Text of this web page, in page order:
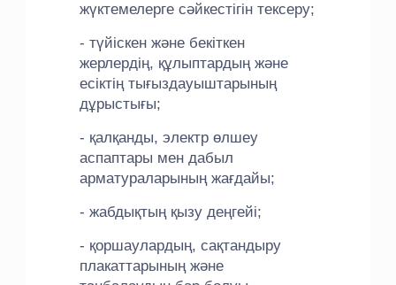
жүктемелерге сәйкестігін тексеру;
- түйіскен және бекіткен
жерлердің, құлыптардың және
есіктің тығыздауыштарының
дұрыстығы;
- қалқанды, электр өлшеу
аспаптары мен дабыл
арматураларының жағдайы;
- жабдықтың қызу деңгейі;
- қоршаулардың, сақтандыру
плакаттарының және